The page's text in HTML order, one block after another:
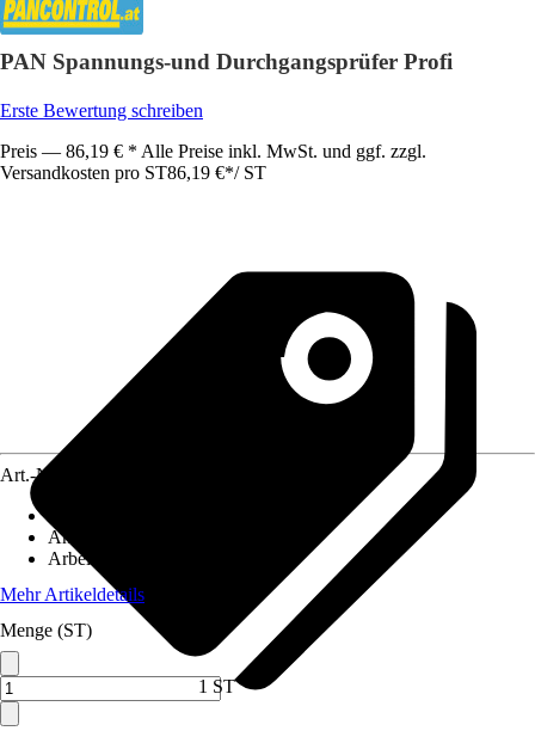
PAN Spannungs-und Durchgangsprüfer Profi
Erste Bewertung schreiben
Preis — 86,19 € * Alle Preise inkl. MwSt. und ggf. zzgl.
Versandkosten pro ST86,19 €*/ ST
Art.-Nr.
Anwendung
Arbeitsbereich
Mehr Artikeldetails
Menge (ST)
1 ST